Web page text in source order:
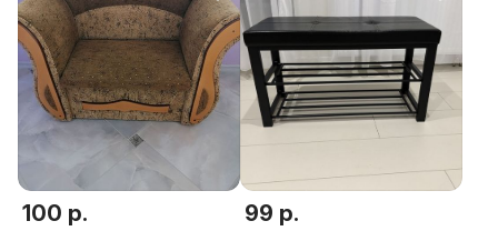
100 р. 99 р.